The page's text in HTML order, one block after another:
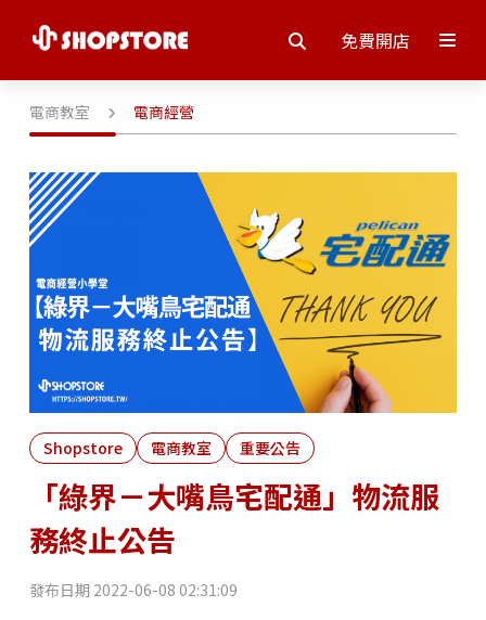
免費開店
電商教室 電商經營
Shopstore 電商教室 重要公告
「綠界－大嘴鳥宅配通」物流服
務終止公告
發布日期 2022-06-08 02:31:09